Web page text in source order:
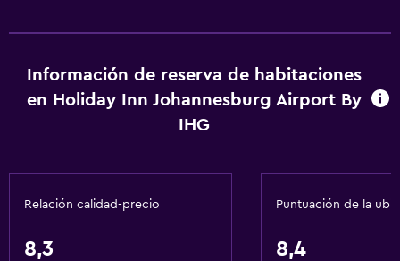
Toallas
Champú
Acondicionador
Información de reserva de habitaciones
en Holiday Inn Johannesburg Airport By
IHG
Relación calidad-precio
8,3
Puntuación de la
8,4